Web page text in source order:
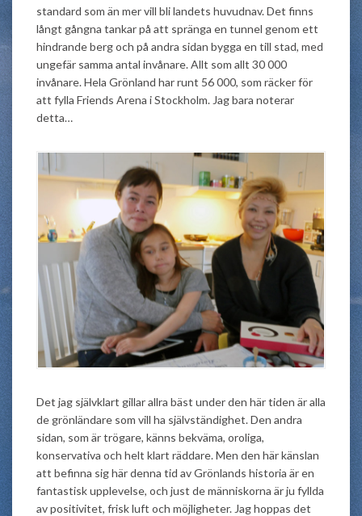
standard som än mer vill bli landets huvudnav. Det finns
långt gångna tankar på att spränga en tunnel genom ett
hindrande berg och på andra sidan bygga en till stad, med
ungefär samma antal invånare. Allt som allt 30 000
invånare. Hela Grönland har runt 56 000, som räcker för
att fylla Friends Arena i Stockholm. Jag bara noterar
detta…
Det jag självklart gillar allra bäst under den här tiden är alla
de grönländare som vill ha självständighet. Den andra
sidan, som är trögare, känns bekväma, oroliga,
konservativa och helt klart räddare. Men den här känslan
att befinna sig här denna tid av Grönlands historia är en
fantastisk upplevelse, och just de människorna är ju fyllda
av positivitet, frisk luft och möjligheter. Jag hoppas det